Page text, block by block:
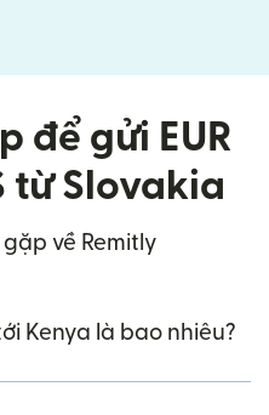
để gửi EUR
từ Slovakia
về Remitly
Kenya là bao nhiêu?